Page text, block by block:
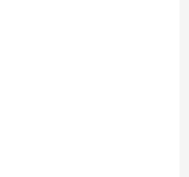
加盟